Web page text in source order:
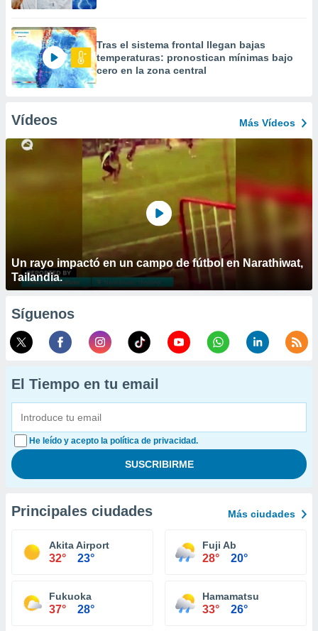
Tras el sistema frontal llegan bajas
temperaturas: pronostican mínimas bajo
cero en la zona central
Vídeos Más Vídeos
Un rayo impactó en un campo de fútbol en Narathiwat,
Tailandia.
Síguenos
El Tiempo en tu email
He leído y acepto la política de privacidad.
Principales ciudades Más ciudades
Akita Airport
32° 23°
Fuji Ab
28° 20°
Fukuoka
37° 28°
Hamamatsu
33° 26°